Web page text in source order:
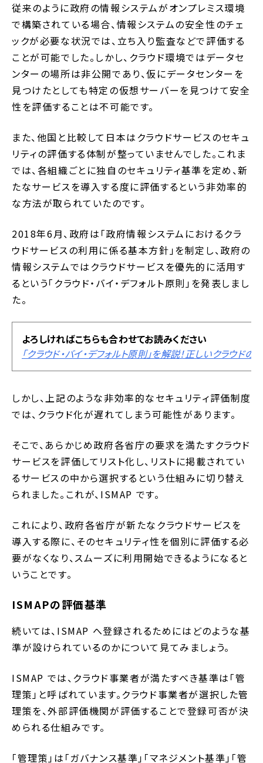
従来のように政府の情報システムがオンプレミス環境
で構築されている場合、情報システムの安全性のチェ
ックが必要な状況では、立ち入り監査などで評価する
ことが可能でした。しかし、クラウド環境ではデータセ
ンターの場所は非公開であり、仮にデータセンターを
見つけたとしても特定の仮想サーバーを見つけて安全
性を評価することは不可能です。
また、他国と比較して日本はクラウドサービスのセキュ
リティの評価する体制が整っていませんでした。これま
では、各組織ごとに独自のセキュリティ基準を定め、新
たなサービスを導入する度に評価するという非効率的
な方法が取られていたのです。
2018年6月、政府は「政府情報システムにおけるクラ
ウドサービスの利用に係る基本方針」を制定し、政府の
情報システムではクラウドサービスを優先的に活用す
るという「クラウド・バイ・デフォルト原則」を発表しまし
た。
よろしければこちらも合わせてお読みください
「クラウド・バイ・デフォルト原則」を解説！正しいクラウドの
しかし、上記のような非効率的なセキュリティ評価制度
では、クラウド化が遅れてしまう可能性があります。
そこで、あらかじめ政府各省庁の要求を満たすクラウド
サービスを評価してリスト化し、リストに掲載されてい
るサービスの中から選択するという仕組みに切り替え
られました。これが、ISMAP です。
これにより、政府各省庁が新たなクラウドサービスを
導入する際に、そのセキュリティ性を個別に評価する必
要がなくなり、スムーズに利用開始できるようになると
いうことです。
ISMAPの評価基準
続いては、ISMAP へ登録されるためにはどのような基
準が設けられているのかについて見てみましょう。
ISMAP では、クラウド事業者が満たすべき基準は「管
理策」と呼ばれています。クラウド事業者が選択した管
理策を、外部評価機関が評価することで登録可否が決
められる仕組みです。
「管理策」は「ガバナンス基準」「マネジメント基準」「管